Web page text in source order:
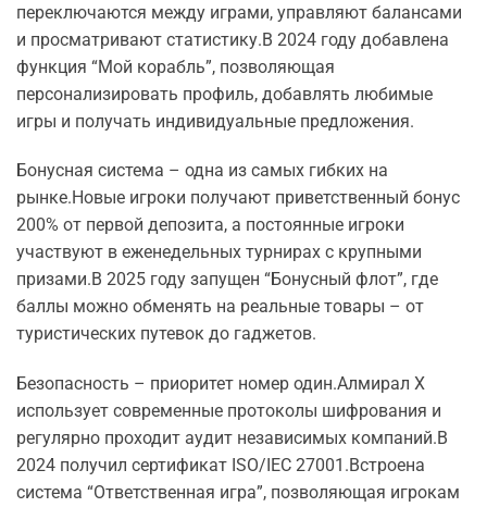
переключаются между играми, управляют балансами
и просматривают статистику.В 2024 году добавлена
функция “Мой корабль”, позволяющая
персонализировать профиль, добавлять любимые
игры и получать индивидуальные предложения.
Бонусная система – одна из самых гибких на
рынке.Новые игроки получают приветственный бонус
200% от первой депозита, а постоянные игроки
участвуют в еженедельных турнирах с крупными
призами.В 2025 году запущен “Бонусный флот”, где
баллы можно обменять на реальные товары – от
туристических путевок до гаджетов.
Безопасность – приоритет номер один.Алмирал Х
использует современные протоколы шифрования и
регулярно проходит аудит независимых компаний.В
2024 получил сертификат ISO/IEC 27001.Встроена
система “Ответственная игра”, позволяющая игрокам